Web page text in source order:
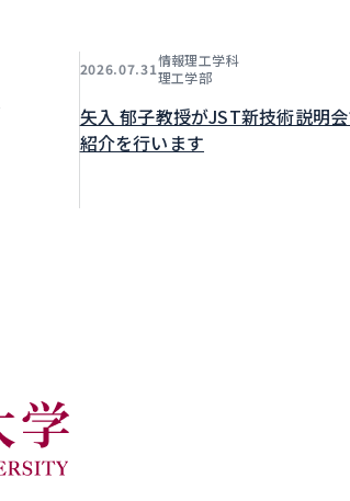
2026.07.31情報理工学科
理工学部
矢入 郁子教授がJST新技術説明
紹介を行います